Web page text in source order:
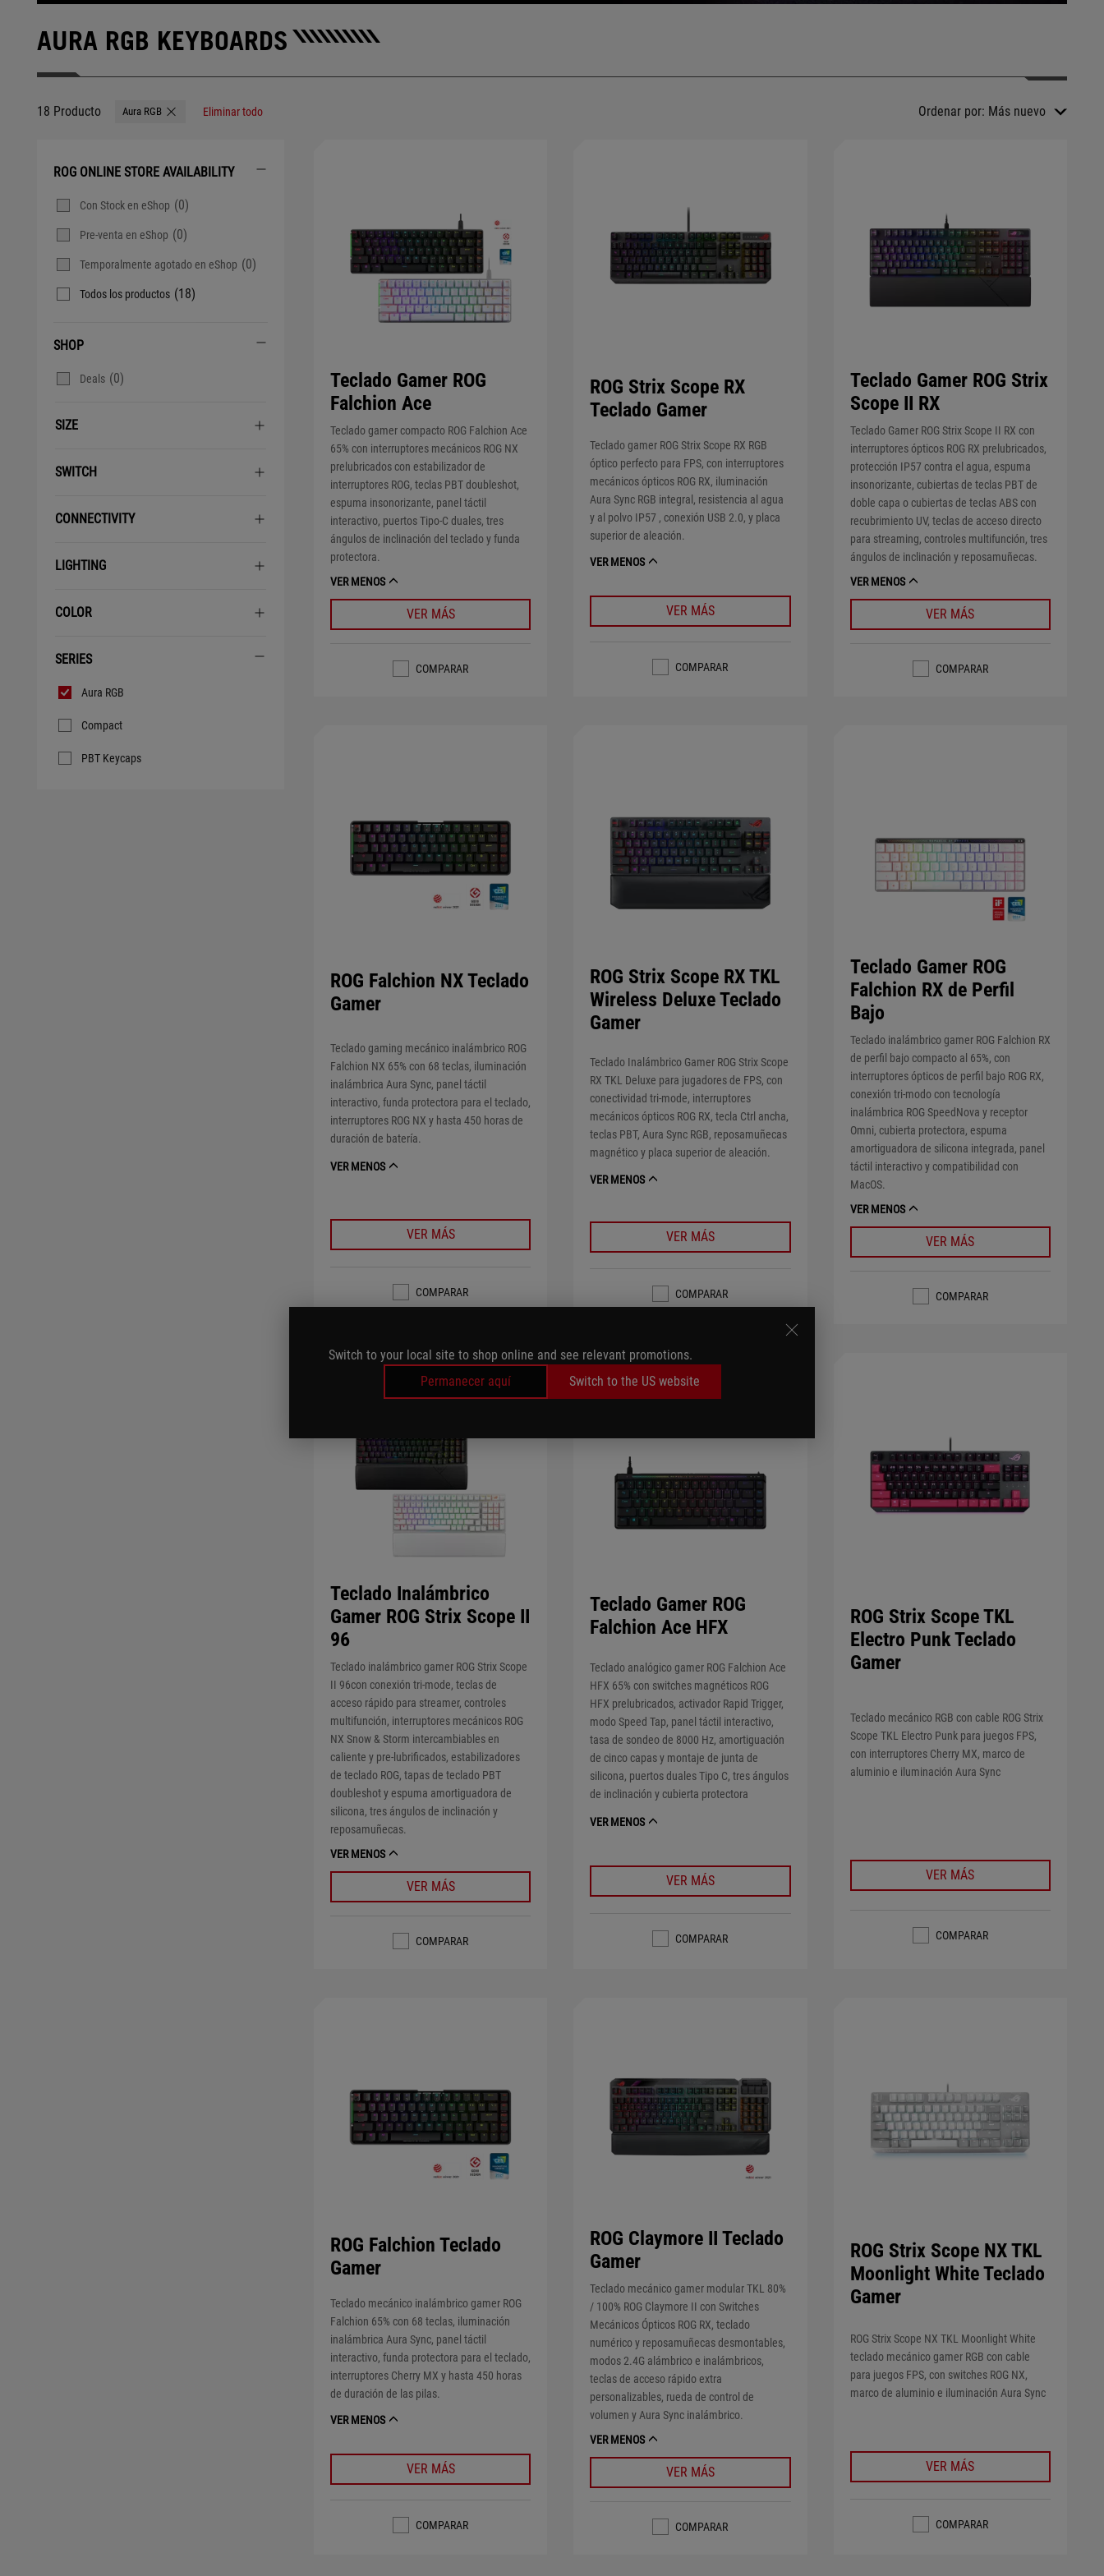
Switch to your local site to shop online and see relevant promotions.
Permanecer aquí
Switch to the US website
AURA RGB KEYBOARDS
18 Producto Aura RGB Remove Aura RGB
Eliminar todo Ordenar por: Más nuevo
ROG ONLINE STORE AVAILABILITY
Con Stock en eShop (0)
Pre-venta en eShop (0)
Temporalmente agotado en eShop (0)
Todos los productos (18)
SHOP
Deals (0)
SIZE
SWITCH
CONNECTIVITY
LIGHTING
COLOR
SERIES
Series
Aura RGB
Compact
PBT Keycaps
Teclado Gamer ROG
Falchion Ace
Teclado gamer compacto ROG Falchion Ace
65% con interruptores mecánicos ROG NX
prelubricados con estabilizador de
interruptores ROG, teclas PBT doubleshot,
espuma insonorizante, panel táctil
interactivo, puertos Tipo-C duales, tres
ángulos de inclinación del teclado y funda
protectora.
VER MENOS
VER MÁS
COMPARAR
ROG Strix Scope RX
Teclado Gamer
Teclado gamer ROG Strix Scope RX RGB
óptico perfecto para FPS, con interruptores
mecánicos ópticos ROG RX, iluminación
Aura Sync RGB integral, resistencia al agua
y al polvo IP57 , conexión USB 2.0, y placa
superior de aleación.
VER MENOS
VER MÁS
COMPARAR
Teclado Gamer ROG Strix
Scope II RX
Teclado Gamer ROG Strix Scope II RX con
interruptores ópticos ROG RX prelubricados,
protección IP57 contra el agua, espuma
insonorizante, cubiertas de teclas PBT de
doble capa o cubiertas de teclas ABS con
recubrimiento UV, teclas de acceso directo
para streaming, controles multifunción, tres
ángulos de inclinación y reposamuñecas.
VER MENOS
VER MÁS
COMPARAR
ROG Falchion NX Teclado
Gamer
Teclado gaming mecánico inalámbrico ROG
Falchion NX 65% con 68 teclas, iluminación
inalámbrica Aura Sync, panel táctil
interactivo, funda protectora para el teclado,
interruptores ROG NX y hasta 450 horas de
duración de batería.
VER MENOS
VER MÁS
COMPARAR
ROG Strix Scope RX TKL
Wireless Deluxe Teclado
Gamer
Teclado Inalámbrico Gamer ROG Strix Scope
RX TKL Deluxe para jugadores de FPS, con
conectividad tri-mode, interruptores
mecánicos ópticos ROG RX, tecla Ctrl ancha,
teclas PBT, Aura Sync RGB, reposamuñecas
magnético y placa superior de aleación.
VER MENOS
VER MÁS
COMPARAR
Teclado Gamer ROG
Falchion RX de Perfil
Bajo
Teclado inalámbrico gamer ROG Falchion RX
de perfil bajo compacto al 65%, con
interruptores ópticos de perfil bajo ROG RX,
conexión tri-modo con tecnología
inalámbrica ROG SpeedNova y receptor
Omni, cubierta protectora, espuma
amortiguadora de silicona integrada, panel
táctil interactivo y compatibilidad con
MacOS.
VER MENOS
VER MÁS
COMPARAR
Teclado Inalámbrico
Gamer ROG Strix Scope II
96
Teclado inalámbrico gamer ROG Strix Scope
II 96con conexión tri-mode, teclas de
acceso rápido para streamer, controles
multifunción, interruptores mecánicos ROG
NX Snow & Storm intercambiables en
caliente y pre-lubrificados, estabilizadores
de teclado ROG, tapas de teclado PBT
doubleshot y espuma amortiguadora de
silicona, tres ángulos de inclinación y
reposamuñecas.
VER MENOS
VER MÁS
COMPARAR
Teclado Gamer ROG
Falchion Ace HFX
Teclado analógico gamer ROG Falchion Ace
HFX 65% con switches magnéticos ROG
HFX prelubricados, activador Rapid Trigger,
modo Speed Tap, panel táctil interactivo,
tasa de sondeo de 8000 Hz, amortiguación
de cinco capas y montaje de junta de
silicona, puertos duales Tipo C, tres ángulos
de inclinación y cubierta protectora
VER MENOS
VER MÁS
COMPARAR
ROG Strix Scope TKL
Electro Punk Teclado
Gamer
Teclado mecánico RGB con cable ROG Strix
Scope TKL Electro Punk para juegos FPS,
con interruptores Cherry MX, marco de
aluminio e iluminación Aura Sync
VER MÁS
COMPARAR
ROG Falchion Teclado
Gamer
Teclado mecánico inalámbrico gamer ROG
Falchion 65% con 68 teclas, iluminación
inalámbrica Aura Sync, panel táctil
interactivo, funda protectora para el teclado,
interruptores Cherry MX y hasta 450 horas
de duración de las pilas.
VER MENOS
VER MÁS
COMPARAR
ROG Claymore II Teclado
Gamer
Teclado mecánico gamer modular TKL 80%
/ 100% ROG Claymore II con Switches
Mecánicos Ópticos ROG RX, teclado
numérico y reposamuñecas desmontables,
modos 2.4G alámbrico e inalámbricos,
teclas de acceso rápido extra
personalizables, rueda de control de
volumen y Aura Sync inalámbrico.
VER MENOS
VER MÁS
COMPARAR
ROG Strix Scope NX TKL
Moonlight White Teclado
Gamer
ROG Strix Scope NX TKL Moonlight White
teclado mecánico gamer RGB con cable
para juegos FPS, con switches ROG NX,
marco de aluminio e iluminación Aura Sync
VER MÁS
COMPARAR